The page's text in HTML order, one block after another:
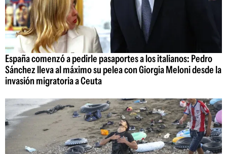
España comenzó a pedirle pasaportes a los italianos: Pedro
Sánchez lleva al máximo su pelea con Giorgia Meloni desde la
invasión migratoria a Ceuta